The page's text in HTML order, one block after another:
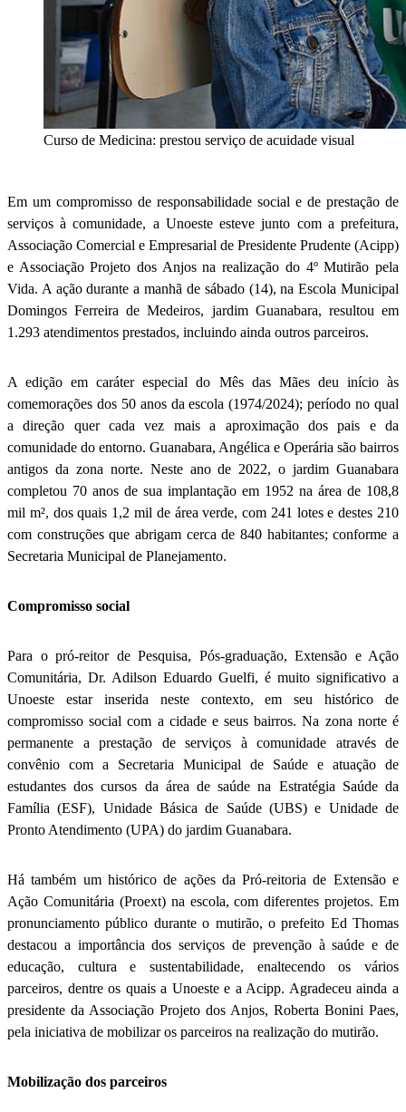
Curso de Medicina: prestou serviço de acuidade visual
Em um compromisso de responsabilidade social e de prestação de
serviços à comunidade, a Unoeste esteve junto com a prefeitura,
Associação Comercial e Empresarial de Presidente Prudente (Acipp)
e Associação Projeto dos Anjos na realização do 4º Mutirão pela
Vida. A ação durante a manhã de sábado (14), na Escola Municipal
Domingos Ferreira de Medeiros, jardim Guanabara, resultou em
1.293 atendimentos prestados, incluindo ainda outros parceiros.
A edição em caráter especial do Mês das Mães deu início às
comemorações dos 50 anos da escola (1974/2024); período no qual
a direção quer cada vez mais a aproximação dos pais e da
comunidade do entorno. Guanabara, Angélica e Operária são bairros
antigos da zona norte. Neste ano de 2022, o jardim Guanabara
completou 70 anos de sua implantação em 1952 na área de 108,8
mil m², dos quais 1,2 mil de área verde, com 241 lotes e destes 210
com construções que abrigam cerca de 840 habitantes; conforme a
Secretaria Municipal de Planejamento.
Compromisso social
Para o pró-reitor de Pesquisa, Pós-graduação, Extensão e Ação
Comunitária, Dr. Adilson Eduardo Guelfi, é muito significativo a
Unoeste estar inserida neste contexto, em seu histórico de
compromisso social com a cidade e seus bairros. Na zona norte é
permanente a prestação de serviços à comunidade através de
convênio com a Secretaria Municipal de Saúde e atuação de
estudantes dos cursos da área de saúde na Estratégia Saúde da
Família (ESF), Unidade Básica de Saúde (UBS) e Unidade de
Pronto Atendimento (UPA) do jardim Guanabara.
Há também um histórico de ações da Pró-reitoria de Extensão e
Ação Comunitária (Proext) na escola, com diferentes projetos. Em
pronunciamento público durante o mutirão, o prefeito Ed Thomas
destacou a importância dos serviços de prevenção à saúde e de
educação, cultura e sustentabilidade, enaltecendo os vários
parceiros, dentre os quais a Unoeste e a Acipp. Agradeceu ainda a
presidente da Associação Projeto dos Anjos, Roberta Bonini Paes,
pela iniciativa de mobilizar os parceiros na realização do mutirão.
Mobilização dos parceiros